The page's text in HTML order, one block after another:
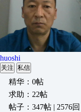
huoshi
关注 私信
精华：0帖
求助：22帖
帖子：347帖 | 2576回